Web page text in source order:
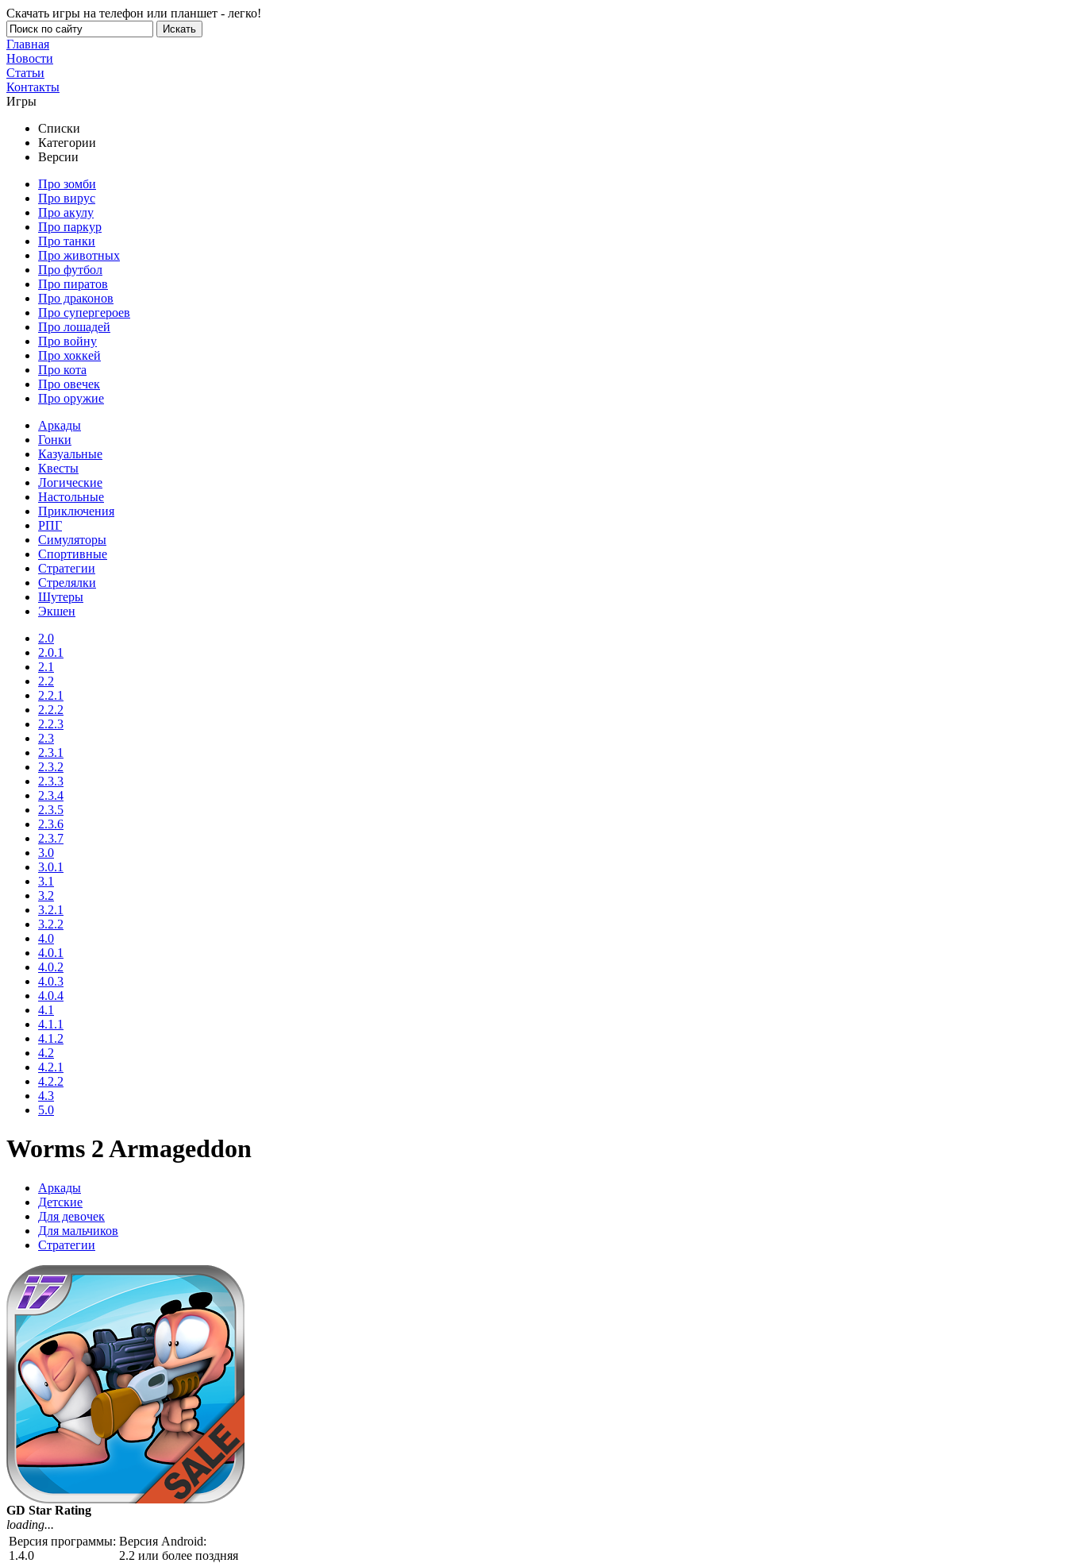
Скачать игры на телефон или планшет - легко!
Главная
Новости
Статьи
Контакты
Игры
Списки
Категории
Версии
Про зомби
Про вирус
Про акулу
Про паркур
Про танки
Про животных
Про футбол
Про пиратов
Про драконов
Про супергероев
Про лошадей
Про войну
Про хоккей
Про кота
Про овечек
Про оружие
Аркады
Гонки
Казуальные
Квесты
Логические
Настольные
Приключения
РПГ
Симуляторы
Спортивные
Стратегии
Стрелялки
Шутеры
Экшен
2.0
2.0.1
2.1
2.2
2.2.1
2.2.2
2.2.3
2.3
2.3.1
2.3.2
2.3.3
2.3.4
2.3.5
2.3.6
2.3.7
3.0
3.0.1
3.1
3.2
3.2.1
3.2.2
4.0
4.0.1
4.0.2
4.0.3
4.0.4
4.1
4.1.1
4.1.2
4.2
4.2.1
4.2.2
4.3
5.0
Worms 2 Armageddon
Аркады
Детские
Для девочек
Для мальчиков
Стратегии
GD Star Rating
loading...
Версия программы:
1.4.0
Версия Android:
2.2 или более поздняя